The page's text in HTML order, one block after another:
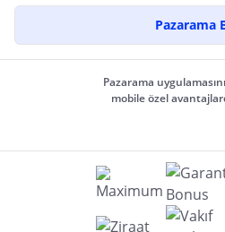
Pazarama
Pazarama
mobile özel